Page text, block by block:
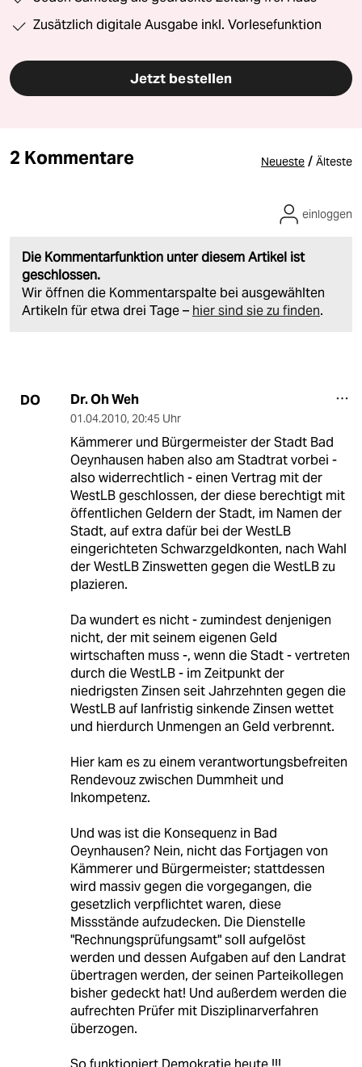
Zusätzlich digitale Ausgabe inkl. Vorlesefunktion
Jetzt bestellen
2 Kommentare Neueste / Älteste
Die Kommentarfunktion unter diesem Artikel ist
geschlossen.
Wir öffnen die Kommentarspalte bei ausgewählten
Artikeln für etwa drei Tage – hier sind sie zu finden.
einloggen
DO Dr. Oh Weh
01.04.2010, 20:45 Uhr
Kämmerer und Bürgermeister der Stadt Bad
Oeynhausen haben also am Stadtrat vorbei -
also widerrechtlich - einen Vertrag mit der
WestLB geschlossen, der diese berechtigt mit
öffentlichen Geldern der Stadt, im Namen der
Stadt, auf extra dafür bei der WestLB
eingerichteten Schwarzgeldkonten, nach Wahl
der WestLB Zinswetten gegen die WestLB zu
plazieren.
Da wundert es nicht - zumindest denjenigen
nicht, der mit seinem eigenen Geld
wirtschaften muss -, wenn die Stadt - vertreten
durch die WestLB - im Zeitpunkt der
niedrigsten Zinsen seit Jahrzehnten gegen die
WestLB auf lanfristig sinkende Zinsen wettet
und hierdurch Unmengen an Geld verbrennt.
Hier kam es zu einem verantwortungsbefreiten
Rendevouz zwischen Dummheit und
Inkompetenz.
Und was ist die Konsequenz in Bad
Oeynhausen? Nein, nicht das Fortjagen von
Kämmerer und Bürgermeister; stattdessen
wird massiv gegen die vorgegangen, die
gesetzlich verpflichtet waren, diese
Missstände aufzudecken. Die Dienstelle
"Rechnungsprüfungsamt" soll aufgelöst
werden und dessen Aufgaben auf den Landrat
übertragen werden, der seinen Parteikollegen
bisher gedeckt hat! Und außerdem werden die
aufrechten Prüfer mit Disziplinarverfahren
überzogen.